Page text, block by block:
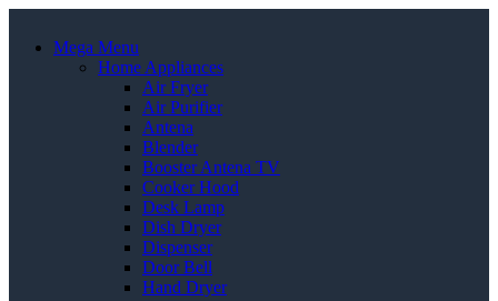
Mega Menu
Home Appliances
Air Fryer
Air Purifier
Antena
Blender
Booster Antena TV
Cooker Hood
Desk Lamp
Dish Dryer
Dispenser
Door Bell
Hand Dryer